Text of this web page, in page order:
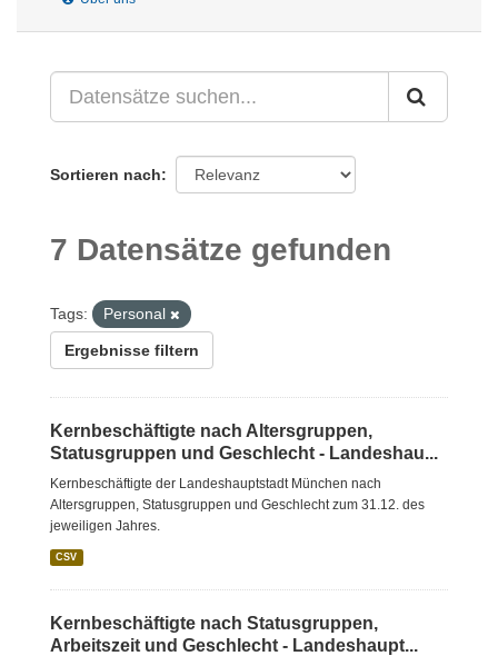
Sortieren nach
7 Datensätze gefunden
Tags: Personal
Ergebnisse filtern
Kernbeschäftigte nach Altersgruppen,
Statusgruppen und Geschlecht - Landeshau...
Kernbeschäftigte der Landeshauptstadt München nach
Altersgruppen, Statusgruppen und Geschlecht zum 31.12. des
jeweiligen Jahres.
CSV
Kernbeschäftigte nach Statusgruppen,
Arbeitszeit und Geschlecht - Landeshaupt...